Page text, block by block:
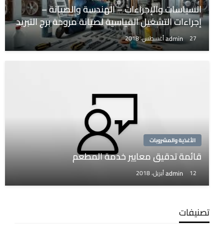
السياسات والإجراءات – الهندسة والصيانة –
إجراءات التشغيل القياسية لصيانة مروحة برج التبريد
admin 27 أغسطس، 2018
الأغذية والمشروبات
قائمة تدقيق معايير خدمة المطعم
admin 12 أبريل، 2018
تصنيفات